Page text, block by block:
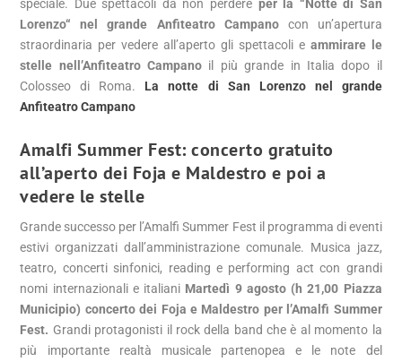
speciale. Due spettacoli da non perdere per la “Notte di San
Lorenzo“ nel grande Anfiteatro Campanocon un’apertura
straordinaria per vedere all’aperto gli spettacoli e ammirare le
stelle nell’Anfiteatro Campano il più grande in Italia dopo il
Colosseo di Roma. La notte di San Lorenzo nel grande
Anfiteatro Campano
Amalfi Summer Fest: concerto gratuito
all’aperto dei Foja e Maldestro e poi a
vedere le stelle
Grande successo per l’Amalfi Summer Fest il programma di eventi
estivi organizzati dall’amministrazione comunale. Musica jazz,
teatro, concerti sinfonici, reading e performing act con grandi
nomi internazionali e italiani Martedì 9 agosto (h 21,00 Piazza
Municipio) concerto dei Foja e Maldestro per l’Amalfi Summer
Fest. Grandi protagonisti il rock della band che è al momento la
più importante realtà musicale partenopea e le note del